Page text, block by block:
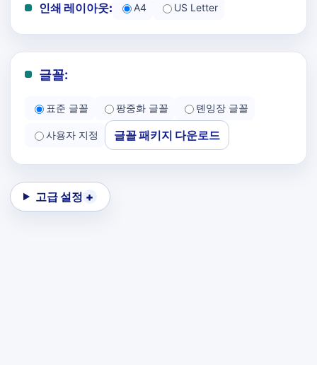
인쇄 레이아웃: A4 US Letter
글꼴:
표준 글꼴 팡중화 글꼴 톈잉장 글꼴
사용자 지정 글꼴 패키지 다운로드
고급 설정